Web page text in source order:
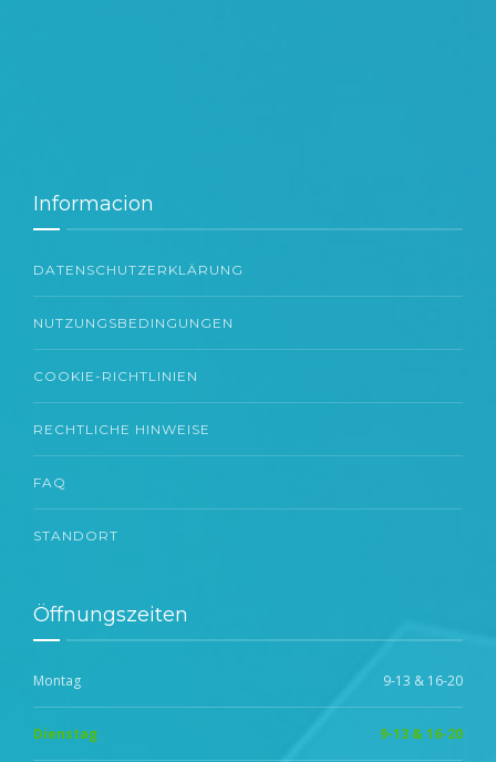
Informacion
DATENSCHUTZERKLÄRUNG
NUTZUNGSBEDINGUNGEN
COOKIE-RICHTLINIEN
RECHTLICHE HINWEISE
FAQ
STANDORT
Öffnungszeiten
Montag 9-13 & 16-20
Dienstag 9-13 & 16-20